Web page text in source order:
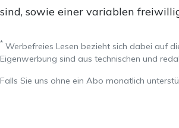
sind, sowie einer variablen
* Werbefreies Lesen bezieht sich dabei auf
Eigenwerbung sind aus technischen und
Falls Sie uns ohne ein Abo monatlich